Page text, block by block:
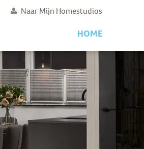
Naar Mijn Homestudios
HOME